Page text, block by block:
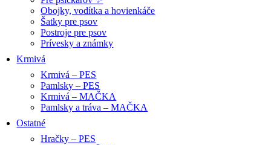
Obojky, vodítka a hovienkáče
Šatky pre psov
Postroje pre psov
Prívesky a známky
Krmivá
Krmivá – PES
Pamlsky – PES
Krmivá – MAČKA
Pamlsky a tráva – MAČKA
Ostatné
Hračky – PES